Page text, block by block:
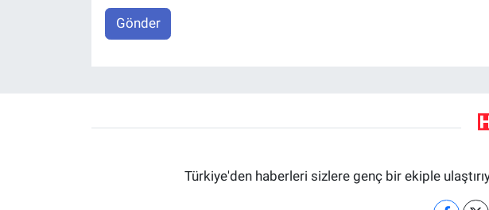
Gönder
Türkiye'den haberleri sizlere genç bir ekiple